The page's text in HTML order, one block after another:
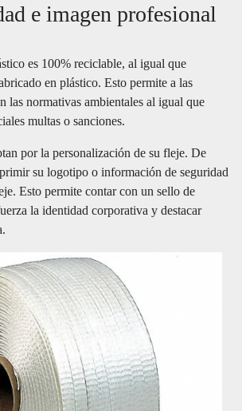
e imagen profesional
es 100% reciclable, al igual que
en plástico. Esto permite a las
las normativas ambientales al igual que
multas o sanciones.
por la personalización de su fleje. De
su logotipo o información de seguridad
Esto permite contar con un sello de
la identidad corporativa y destacar